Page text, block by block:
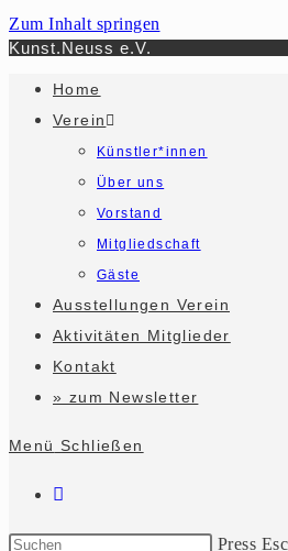
Zum Inhalt springen
Kunst.Neuss e.V.
Home
Verein
Künstler*innen
Über uns
Vorstand
Mitgliedschaft
Gäste
Ausstellungen Verein
Aktivitäten Mitglieder
Kontakt
» zum Newsletter
Menü Schließen
Press